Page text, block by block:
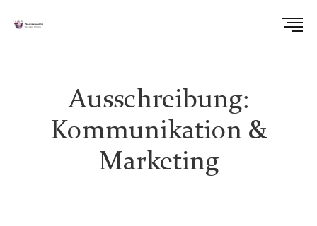
Ausschreibung:
Kommunikation &
Marketing